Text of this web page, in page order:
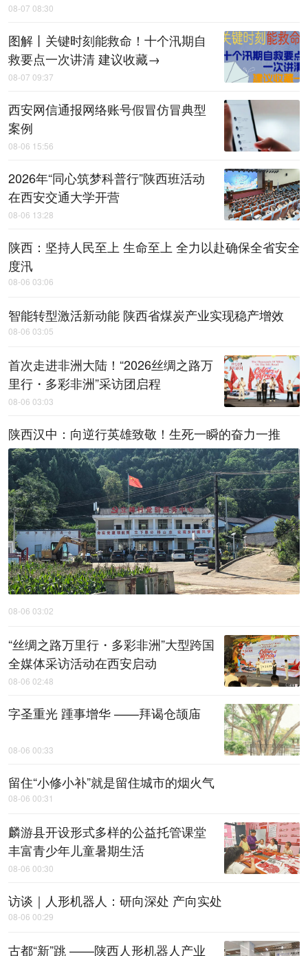
08-07 08:30
图解丨关键时刻能救命！十个汛期自
救要点一次讲清 建议收藏→
08-07 09:37
西安网信通报网络账号假冒仿冒典型
案例
08-06 15:56
2026年“同心筑梦科普行”陕西班活动
在西安交通大学开营
08-06 13:28
陕西：坚持人民至上 生命至上 全力以赴确保全省安全
度汛
08-06 03:06
智能转型激活新动能 陕西省煤炭产业实现稳产增效
08-06 03:05
首次走进非洲大陆！“2026丝绸之路万
里行・多彩非洲”采访团启程
08-06 03:03
陕西汉中：向逆行英雄致敬！生死一瞬的奋力一推
08-06 03:02
“丝绸之路万里行・多彩非洲”大型跨国
全媒体采访活动在西安启动
08-06 02:48
字圣重光 踵事增华 ——拜谒仓颉庙
08-06 00:33
留住“小修小补”就是留住城市的烟火气
08-06 00:31
麟游县开设形式多样的公益托管课堂
丰富青少年儿童暑期生活
08-06 00:30
访谈｜人形机器人：研向深处 产向实处
08-06 00:29
古都“新”跳 ——陕西人形机器人产业